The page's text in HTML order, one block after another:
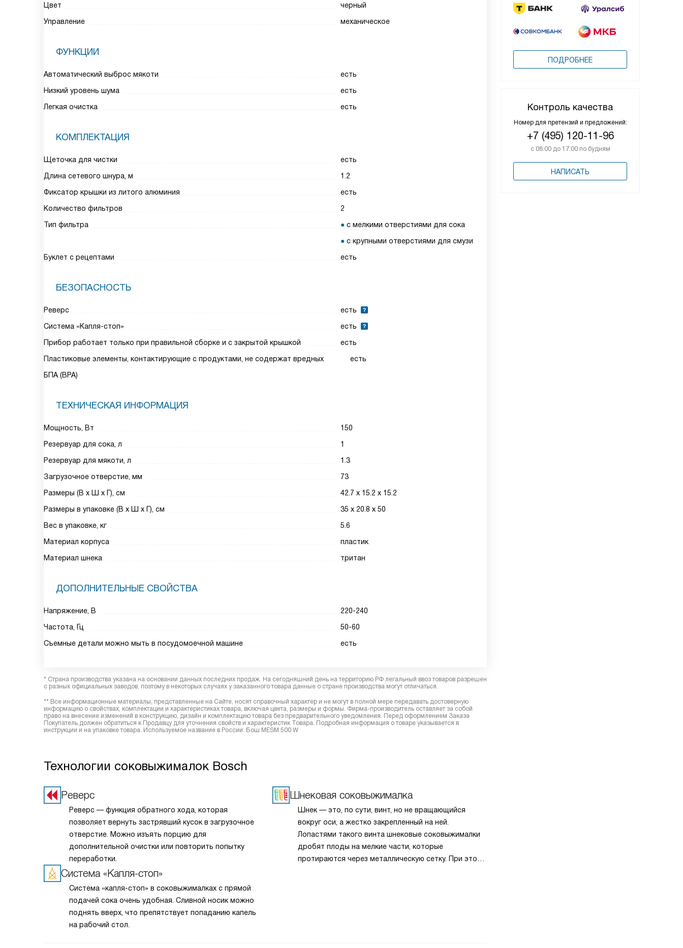
ПОДРОБНЕЕ
Контроль качества
Номер для претензий и предложений:
+7 (495) 120-11-96
с 08:00 до 17:00 по будням
НАПИСАТЬ
Цвет
черный
Управление
механическое
ФУНКЦИИ
Автоматический выброс мякоти
есть
Низкий уровень шума
есть
Легкая очистка
есть
КОМПЛЕКТАЦИЯ
Щеточка для чистки
есть
Длина сетевого шнура, м
1.2
Фиксатор крышки из литого алюминия
есть
Количество фильтров
2
Тип фильтра
с мелкими отверстиями для сока
с крупными отверстиями для смузи
Буклет с рецептами
есть
БЕЗОПАСНОСТЬ
Реверс
есть
Система «Капля-стоп»
есть
Прибор работает только при правильной сборке и с закрытой крышкой
есть
Пластиковые элементы, контактирующие с продуктами, не содержат вредных
БПА (BPA)
есть
ТЕХНИЧЕСКАЯ ИНФОРМАЦИЯ
Мощность, Вт
150
Резервуар для сока, л
1
Резервуар для мякоти, л
1.3
Загрузочное отверстие, мм
73
Размеры (В х Ш х Г), см
42.7 x 15.2 x 15.2
Размеры в упаковке (В х Ш х Г), см
35 x 20.8 x 50
Вес в упаковке, кг
5.6
Материал корпуса
пластик
Материал шнека
тритан
ДОПОЛНИТЕЛЬНЫЕ СВОЙСТВА
Напряжение, В
220-240
Частота, Гц
50-60
Съемные детали можно мыть в посудомоечной машине
есть
* Страна производства указана на основании данных последних продаж. На сегодняшний день на территорию РФ легальный ввоз товаров разрешен
с разных официальных заводов, поэтому в некоторых случаях у заказанного товара данные о стране производства могут отличаться.
** Все информационные материалы, представленные на Сайте, носят справочный характер и не могут в полной мере передавать достоверную
информацию о свойствах, комплектации и характеристиках товара, включая цвета, размеры и формы. Фирма-производитель оставляет за собой
право на внесение изменений в конструкцию, дизайн и комплектацию товара без предварительного уведомления. Перед оформлением Заказа
Покупатель должен обратиться к Продавцу для уточнения свойств и характеристик Товара. Подробная информация о товаре указывается в
инструкции и на упаковке товара. Используемое название в России: Бош MESM 500 W
Технологии соковыжималок Bosch
Реверс
Реверс — функция обратного хода, которая
позволяет вернуть застрявший кусок в загрузочное
отверстие. Можно изъять порцию для
дополнительной очистки или повторить попытку
переработки.
Система «Капля-стоп»
Система «капля-стоп» в соковыжималках с прямой
подачей сока очень удобная. Сливной носик можно
поднять вверх, что препятствует попаданию капель
на рабочий стол.
Шнековая соковыжималка
Шнек — это, по сути, винт, но не вращающийся
вокруг оси, а жестко закрепленный на ней.
Лопастями такого винта шнековые соковыжималки
дробят плоды на мелкие части, которые
протираются через металлическую сетку. При этом